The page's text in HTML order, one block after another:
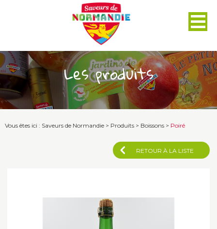
Les produits
Vous êtes ici : Saveurs de Normandie > Produits > Boissons > Poiré
RETOUR À LA LISTE
Panneau de gestion des cookies